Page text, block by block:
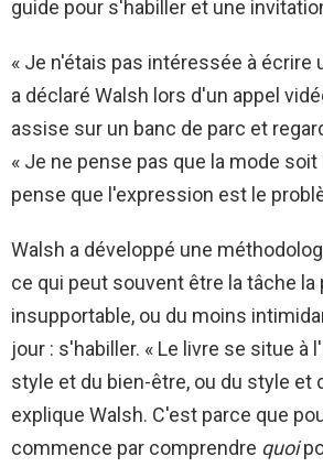
guide pour s'habiller et une
« Je n'étais pas intéressée à écrire
a déclaré Walsh lors d'un appel
assise sur un banc de parc et
« Je ne pense pas que la mode
pense que l'expression est le
Walsh a développé une
ce qui peut souvent être la tâche la
insupportable, ou du moins
jour : s'habiller. « Le livre se situe à
style et du bien-être, ou du style et
explique Walsh. C'est parce que
commence par comprendre quoi